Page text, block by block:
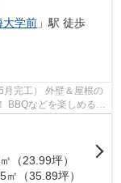
大学前 」駅 徒歩
完工） 外壁＆屋根の
BBQなどを楽しめる
（23.99坪）
（35.89坪）